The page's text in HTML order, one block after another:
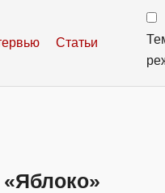
Статьи